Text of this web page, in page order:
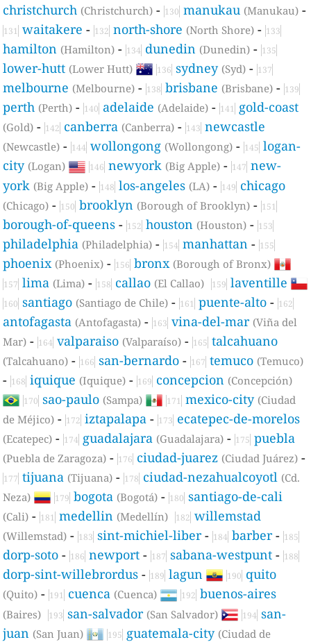
christchurch (Christchurch) -130 manukau (Manukau) -
131 waitakere -132 north-shore (North Shore) -133
hamilton (Hamilton) -134 dunedin (Dunedin) -135
lower-hutt (Lower Hutt) 136 sydney (Syd) -137
melbourne (Melbourne) -138 brisbane (Brisbane) -139
perth (Perth) -140 adelaide (Adelaide) -141 gold-coast
(Gold) -142 canberra (Canberra) -143 newcastle
(Newcastle) -144 wollongong (Wollongong) -145 logan-
city (Logan) 146 newyork (Big Apple) -147 new-
york (Big Apple) -148 los-angeles (LA) -149 chicago
(Chicago) -150 brooklyn (Borough of Brooklyn) -151
borough-of-queens -152 houston (Houston) -153
philadelphia (Philadelphia) -154 manhattan -155
phoenix (Phoenix) -156 bronx (Borough of Bronx)
157 lima (Lima) -158 callao (El Callao) 159 laventille
160 santiago (Santiago de Chile) -161 puente-alto -162
antofagasta (Antofagasta) -163 vina-del-mar (Viña del
Mar) -164 valparaiso (Valparaíso) -165 talcahuano
(Talcahuano) -166 san-bernardo -167 temuco (Temuco)
-168 iquique (Iquique) -169 concepcion (Concepción)
170 sao-paulo (Sampa) 171 mexico-city (Ciudad
de Méjico) -172 iztapalapa -173 ecatepec-de-morelos
(Ecatepec) -174 guadalajara (Guadalajara) -175 puebla
(Puebla de Zaragoza) -176 ciudad-juarez (Ciudad Juárez) -
177 tijuana (Tijuana) -178 ciudad-nezahualcoyotl (Cd.
Neza)
179 bogota (Bogotá) -180 santiago-de-cali
(Cali) -181 medellin (Medellín) 182 willemstad
(Willemstad) -183 sint-michiel-liber-184 barber-185
dorp-soto -186 newport -187 sabana-westpunt -188
dorp-sint-willebrordus -189 lagun 190 quito
(Quito) -191 cuenca (Cuenca) 192 buenos-aires
(Baires) 193 san-salvador (San Salvador) 194 san-
juan (San Juan) 195 guatemala-city (Ciudad de